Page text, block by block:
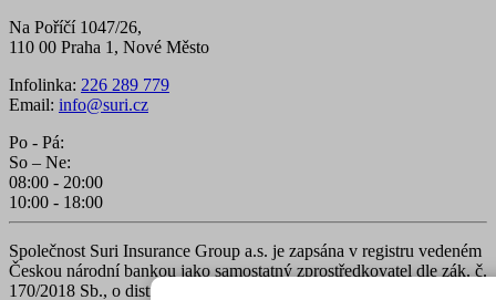
Na Poříčí 1047/26,
110 00 Praha 1, Nové Město
Infolinka: 226 289 779
Email: info@suri.cz
Po - Pá:
So – Ne:
08:00 - 20:00
10:00 - 18:00
Společnost Suri Insurance Group a.s. je zapsána v registru vedeném
Českou národní bankou jako samostatný zprostředkovatel dle zák. č.
170/2018 Sb., o distribuci pojištění a zajištění. Zápis v registru lze